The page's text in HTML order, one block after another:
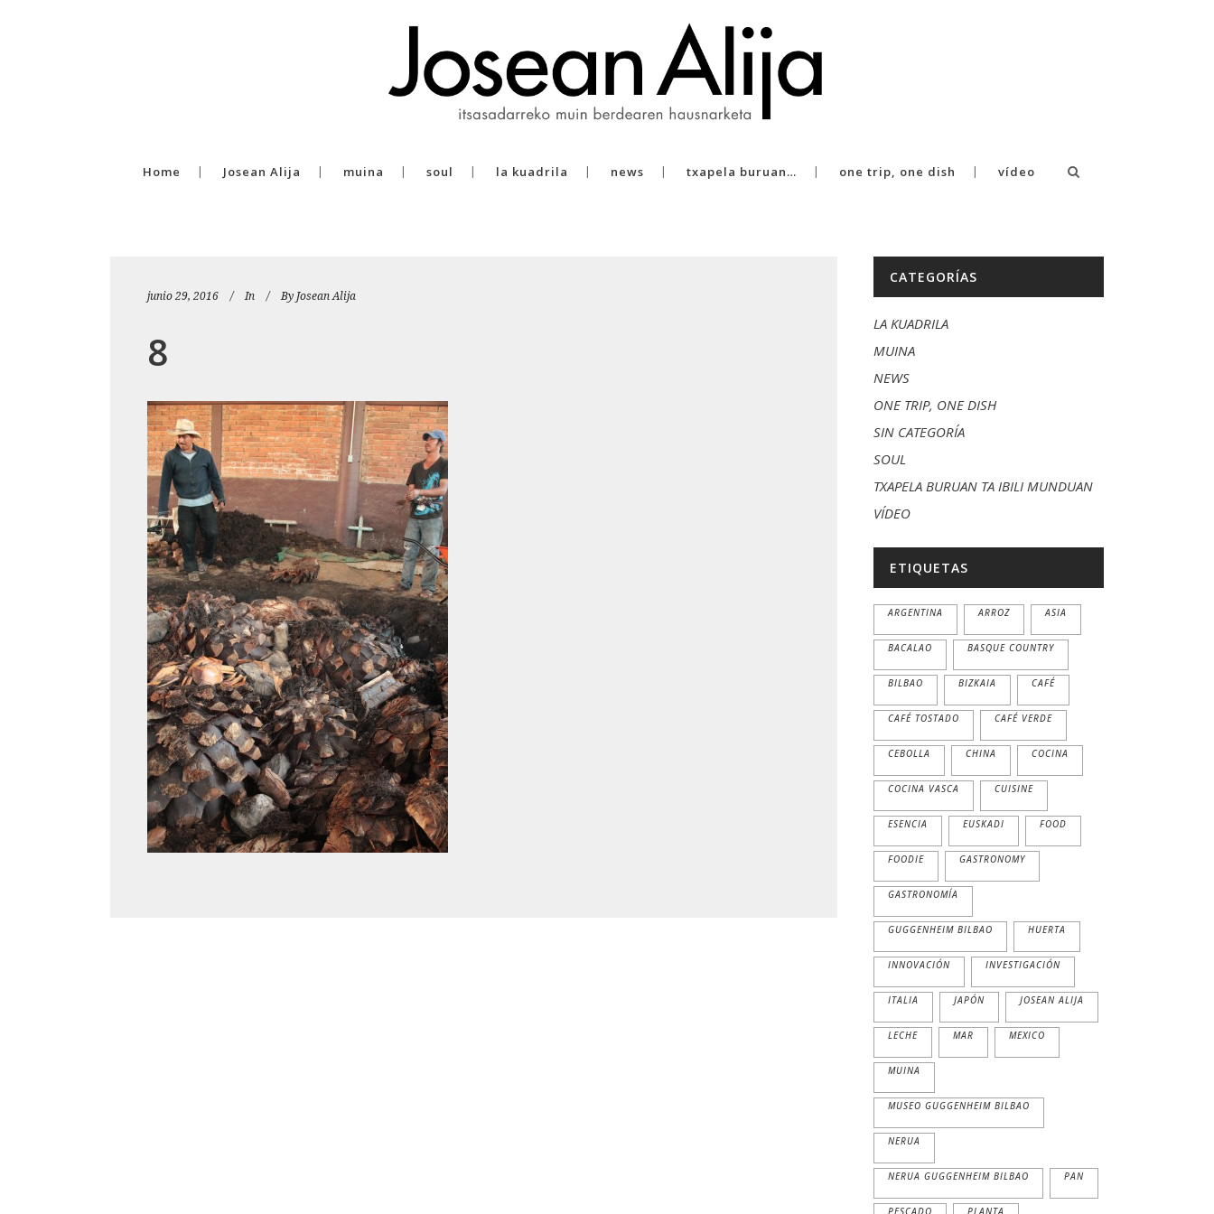
Home Josean Alija muina soul la kuadrila news txapela buruan… one trip, one dish vídeo
junio 29, 2016 In By Josean Alija
8
CATEGORÍAS
LA KUADRILA
MUINA
NEWS
ONE TRIP, ONE DISH
SIN CATEGORÍA
SOUL
TXAPELA BURUAN TA IBILI MUNDUAN
VÍDEO
ETIQUETAS
ARGENTINA ARROZ ASIA
BACALAO BASQUE COUNTRY
BILBAO BIZKAIA CAFÉ
CAFÉ TOSTADO CAFÉ VERDE
CEBOLLA CHINA COCINA
COCINA VASCA CUISINE
ESENCIA EUSKADI FOOD
FOODIE GASTRONOMY
GASTRONOMÍA
GUGGENHEIM BILBAO HUERTA
INNOVACIÓN INVESTIGACIÓN
ITALIA JAPÓN JOSEAN ALIJA
LECHE MAR MEXICO
MUINA
MUSEO GUGGENHEIM BILBAO
NERUA
NERUA GUGGENHEIM BILBAO PAN
PESCADO PLANTA